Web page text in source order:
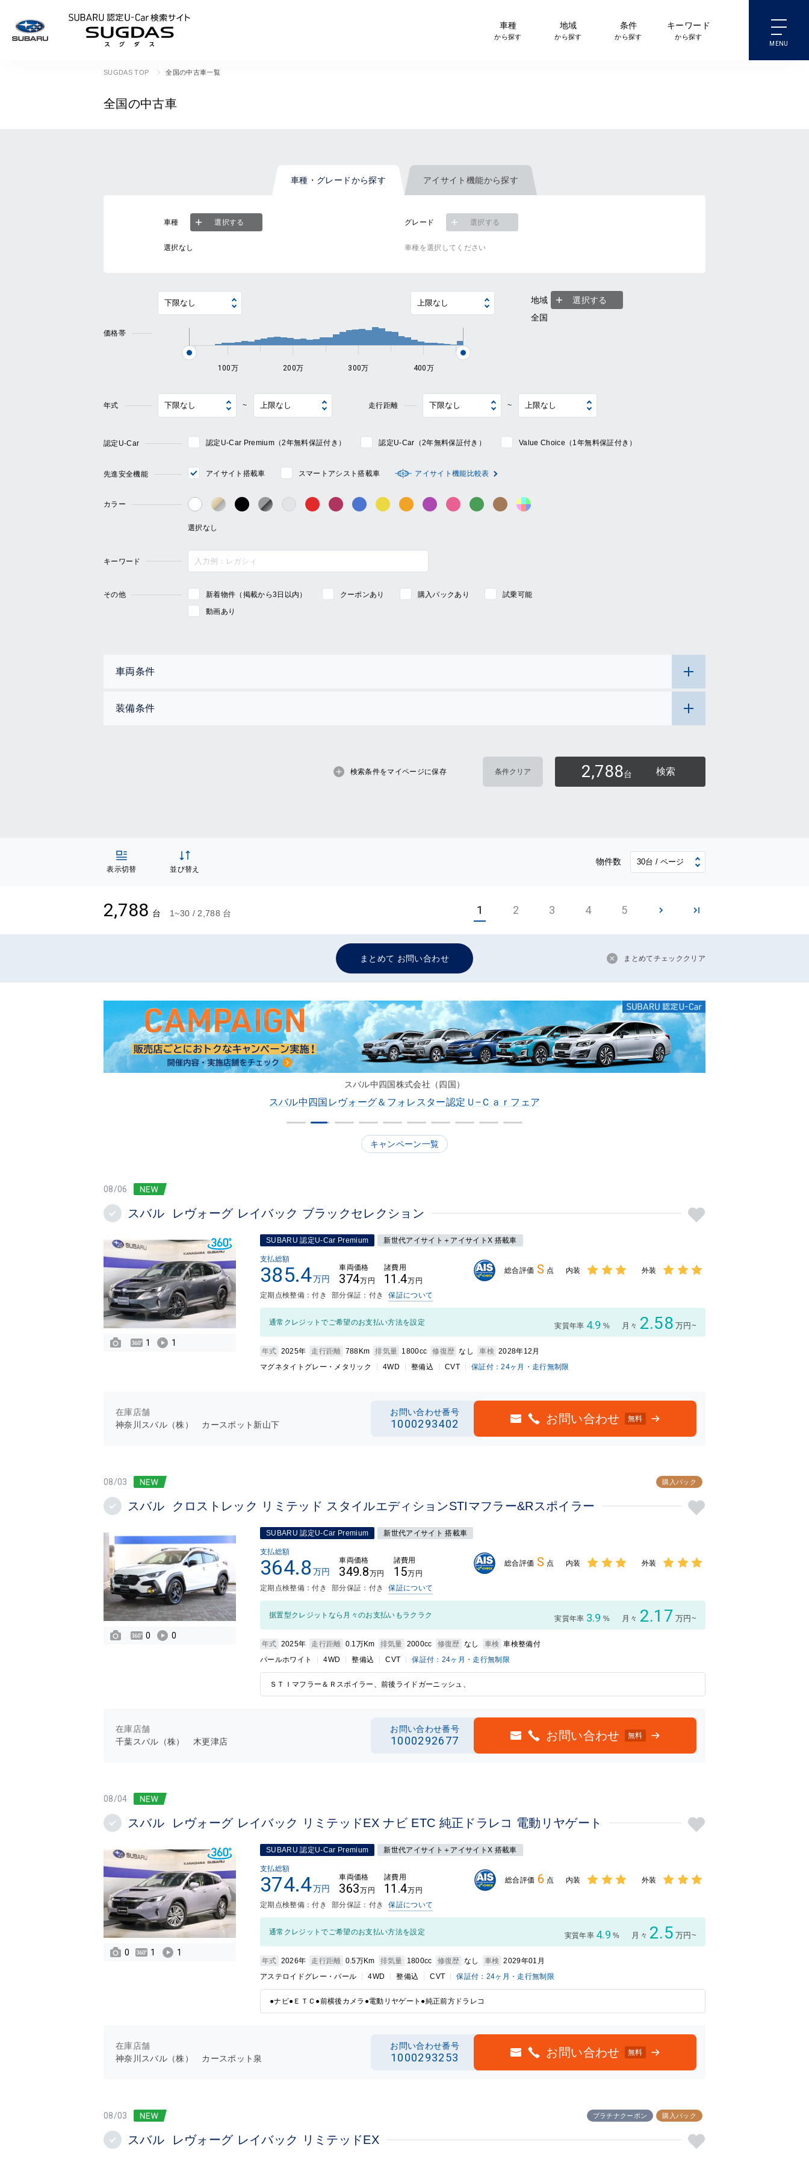
車種
から探す
地域
から探す
条件
から探す
キーワード
から探す
SUGDAS TOP 全国の中古車一覧
全国の中古車
車種・グレードから探す アイサイト機能から探す
車種 選択する グレード 選択する
価格帯
100万 200万 300万 400万
地域
選択する
全国
年式 ~ 走行距離 ~
認定U-Car 認定U-Car Premium（2年無料保証付き） 認定U-Car（2年無料保証付き） Value Choice（1年無料保証付き）
先進安全機能 アイサイト搭載車 スマートアシスト搭載車 アイサイト機能比較表
カラー ホワイト系ゴールド・シルバー系
ブラック系ガンメタ系グレー系 レッド系 ワイン系 ブルー系 イエロー系オレンジ系パープル系ピンク系 グリーン系ブラウン系
キーワード
その他 新着物件（掲載から3日以内） クーポンあり 購入パックあり
試乗可能
動画あり
車両条件
装備条件
検索条件をマイページに保存 2,788台 検索
表示切替 並び替え
物件数
2,788 台 1~30 / 2,788 台 1 2 3 4 5
まとめて お問い合わせ まとめてチェッククリア
スバル九州株式会社（大分）
スバル九州Ｕ−Ｃａｒサマーフェア開催！
キャンペーン一覧
08/06
スバル レヴォーグ レイバック ブラックセレクション
1 1
SUBARU 認定U-Car Premium 新世代アイサイト＋アイサイトX 搭載車
支払総額
385.4万円
車両価格
374万円
諸費用
11.4万円
総合評価 S 点 内装 外装
定期点検整備：付き 部分保証：付き 保証について
通常クレジットでご希望のお支払い方法を設定 実質年率 4.9 % 月々 2.58 万円~
年式 2025年 走行距離 788Km 排気量 1800cc 修復歴 なし 車検 2028年12月
マグネタイトグレー・メタリック
4WD 整備込 CVT 保証付：24ヶ月・走行無制限
在庫店舗
神奈川スバル（株） カースポット新山下
お問い合わせ番号
1000293402 お問い合わせ 無料
08/03 購入パック
スバル クロストレック リミテッド スタイルエディションSTIマフラー&Rスポイラー
0 0
SUBARU 認定U-Car Premium 新世代アイサイト 搭載車
支払総額
364.8 万円
車両価格
349.8万円
諸費用
15万円
総合評価 S 点 内装 外装
定期点検整備：付き 部分保証：付き 保証について
据置型クレジットなら月々のお支払いもラクラク 実質年率 3.9 % 月々 2.17 万円~
年式 2025年 走行距離 0.1万Km 排気量 2000cc 修復歴 なし 車検 車検整備付
パールホワイト
4WD 整備込 CVT 保証付：24ヶ月・走行無制限
ＳＴＩマフラー＆Ｒスポイラー、前後ライドガーニッシュ、
在庫店舗
千葉スバル（株） 木更津店
お問い合わせ番号
1000292677 お問い合わせ 無料
08/04
スバル レヴォーグ レイバック リミテッドEX ナビ ETC 純正ドラレコ 電動リヤゲート
0 1 1
SUBARU 認定U-Car Premium 新世代アイサイト＋アイサイトX 搭載車
支払総額
374.4万円
車両価格
363万円
諸費用
11.4万円
総合評価 6 点 内装 外装
定期点検整備：付き 部分保証：付き 保証について
通常クレジットでご希望のお支払い方法を設定 実質年率 4.9 % 月々 2.5 万円~
年式 2026年 走行距離 0.5万Km 排気量 1800cc 修復歴 なし 車検 2029年01月
アステロイドグレー・パール
4WD 整備込 CVT 保証付：24ヶ月・走行無制限
●ナビ●ＥＴＣ●前横後カメラ●電動リヤゲート●純正前方ドラレコ
在庫店舗
神奈川スバル（株） カースポット泉
お問い合わせ番号
1000293253 お問い合わせ 無料
08/03 プラチナクーポン 購入パック
スバル レヴォーグ レイバック リミテッドEX